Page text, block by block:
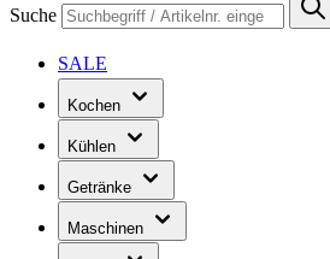
Suche
SALE
Kochen
Kühlen
Getränke
Maschinen